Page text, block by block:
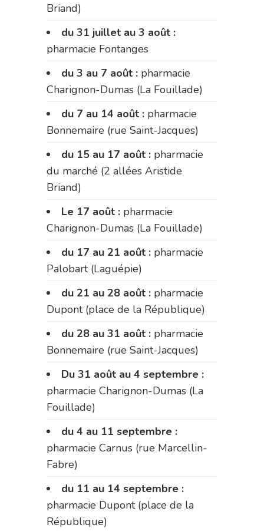
Briand)
du 31 juillet au 3 août :
pharmacie Fontanges
du 3 au 7 août : pharmacie
Charignon-Dumas (La Fouillade)
du 7 au 14 août : pharmacie
Bonnemaire (rue Saint-Jacques)
du 15 au 17 août : pharmacie
du marché (2 allées Aristide
Briand)
Le 17 août : pharmacie
Charignon-Dumas (La Fouillade)
du 17 au 21 août : pharmacie
Palobart (Laguépie)
du 21 au 28 août : pharmacie
Dupont (place de la République)
du 28 au 31 août : pharmacie
Bonnemaire (rue Saint-Jacques)
Du 31 août au 4 septembre :
pharmacie Charignon-Dumas (La
Fouillade)
du 4 au 11 septembre :
pharmacie Carnus (rue Marcellin-
Fabre)
du 11 au 14 septembre :
pharmacie Dupont (place de la
République)